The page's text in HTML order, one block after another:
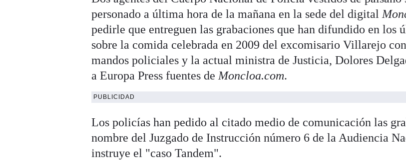
personado a última hora de la mañana en la sede del digital
pedirle que entreguen las grabaciones que han difundido en los
sobre la comida celebrada en 2009 del excomisario Villarejo
mandos policiales y la actual ministra de Justicia, Dolores
a Europa Press fuentes de Moncloa.com.
PUBLICIDAD
Los policías han pedido al citado medio de comunicación las
nombre del Juzgado de Instrucción número 6 de la Audiencia
instruye el "caso Tandem".